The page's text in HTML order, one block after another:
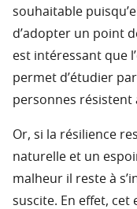
souhaitable
d’adopter un point
est intéressant que
permet d’étudier
personnes résistent
Or, si la résilience
naturelle et un
malheur il reste à
suscite. En effet, cet